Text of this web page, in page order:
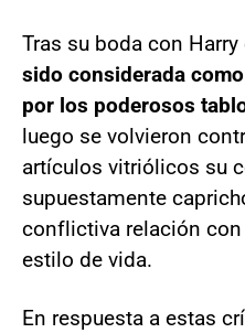
Tras su boda con Harry
sido considerada
por los poderosos
luego se volvieron
artículos vitriólicos su
supuestamente
conflictiva relación
estilo de vida.
En respuesta a estas